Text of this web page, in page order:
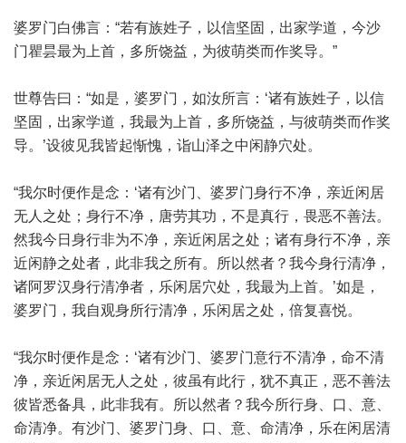
婆罗门白佛言：“若有族姓子，以信坚固，出家学道，今沙
门瞿昙最为上首，多所饶益，为彼萌类而作奖导。”
世尊告曰：“如是，婆罗门，如汝所言：‘诸有族姓子，以信
坚固，出家学道，我最为上首，多所饶益，与彼萌类而作奖
导。’设彼见我皆起惭愧，诣山泽之中闲静穴处。
“我尔时便作是念：‘诸有沙门、婆罗门身行不净，亲近闲居
无人之处；身行不净，唐劳其功，不是真行，畏恶不善法。
然我今日身行非为不净，亲近闲居之处；诸有身行不净，亲
近闲静之处者，此非我之所有。所以然者？我今身行清净，
诸阿罗汉身行清净者，乐闲居穴处，我最为上首。’如是，
婆罗门，我自观身所行清净，乐闲居之处，倍复喜悦。
“我尔时便作是念：‘诸有沙门、婆罗门意行不清净，命不清
净，亲近闲居无人之处，彼虽有此行，犹不真正，恶不善法
彼皆悉备具，此非我有。所以然者？我今所行身、口、意、
命清净。有沙门、婆罗门身、口、意、命清净，乐在闲居清